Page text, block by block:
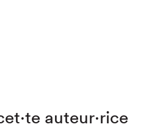
auteur·rice